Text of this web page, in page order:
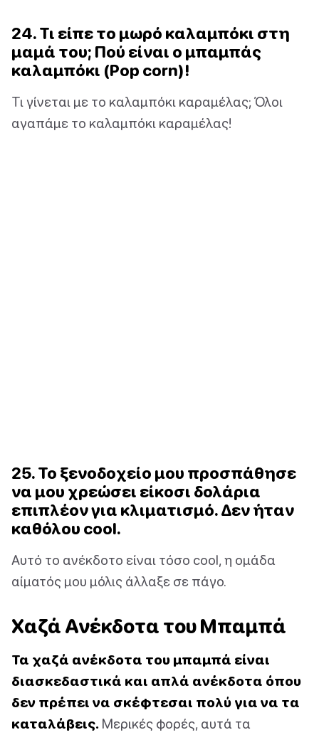
24. Τι είπε το μωρό καλαμπόκι στη
μαμά του; Πού είναι ο μπαμπάς
καλαμπόκι (Pop corn)!
Τι γίνεται με το καλαμπόκι καραμέλας; Όλοι
αγαπάμε το καλαμπόκι καραμέλας!
25. Το ξενοδοχείο μου προσπάθησε
να μου χρεώσει είκοσι δολάρια
επιπλέον για κλιματισμό. Δεν ήταν
καθόλου cool.
Αυτό το ανέκδοτο είναι τόσο cool, η ομάδα
αίματός μου μόλις άλλαξε σε πάγο.
Χαζά Ανέκδοτα του Μπαμπά
Τα χαζά ανέκδοτα του μπαμπά είναι
διασκεδαστικά και απλά ανέκδοτα όπου
δεν πρέπει να σκέφτεσαι πολύ για να τα
καταλάβεις. Μερικές φορές, αυτά τα